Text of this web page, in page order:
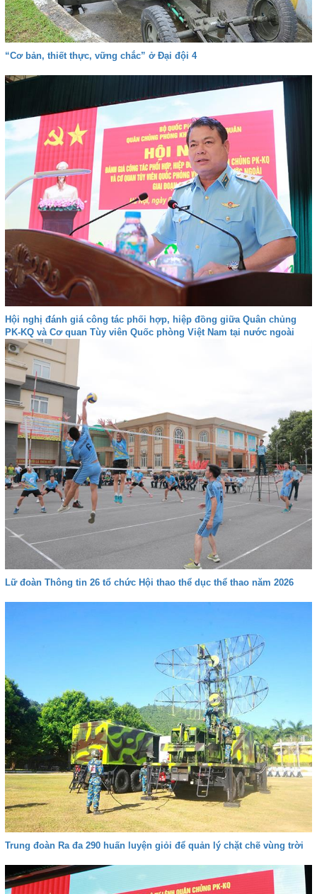
“Cơ bản, thiết thực, vững chắc” ở Đại đội 4
Hội nghị đánh giá công tác phối hợp, hiệp đồng giữa Quân chủng
PK-KQ và Cơ quan Tùy viên Quốc phòng Việt Nam tại nước ngoài
Lữ đoàn Thông tin 26 tổ chức Hội thao thể dục thể thao năm 2026
Trung đoàn Ra đa 290 huấn luyện giỏi để quản lý chặt chẽ vùng trời